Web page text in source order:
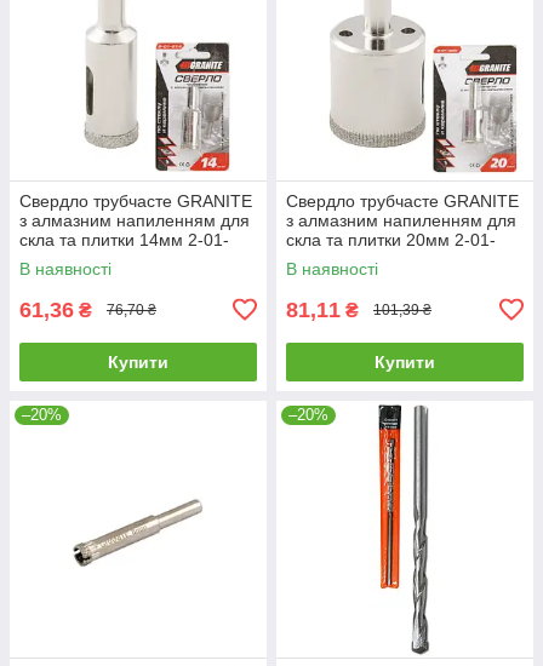
Свердло трубчасте GRANITE
з алмазним напиленням для
скла та плитки 14мм 2-01-
214 |Сверло трубчатое
GRANITE с алмазным
В наявності
61,36 ₴ 76,70 ₴
Купити
Свердло трубчасте GRANITE
з алмазним напиленням для
скла та плитки 20мм 2-01-
220 |Сверло трубчатое
GRANITE с алмазным
В наявності
81,11 ₴ 101,39 ₴
Купити
–20% –20%